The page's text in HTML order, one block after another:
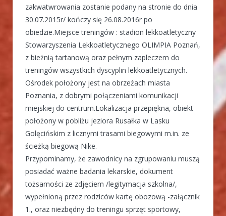
zakwatwrowania zostanie podany na stronie do dnia
30.07.2015r/ kończy się 26.08.2016r po
obiedzie.Miejsce treningów : stadion lekkoatletyczny
Stowarzyszenia Lekkoatletycznego OLIMPIA Poznań,
z bieżnią tartanową oraz pełnym zapleczem do
treningów wszystkich dyscyplin lekkoatletycznych.
Ośrodek położony jest na obrzeżach miasta
Poznania, z dobrymi połączeniami komunikacji
miejskiej do centrum.Lokalizacja przepiękna, obiekt
położony w pobliżu jeziora Rusałka w Lasku
Golęcińskim z licznymi trasami biegowymi m.in. ze
ścieżką biegową Nike.
Przypominamy, że zawodnicy na zgrupowaniu muszą
posiadać ważne badania lekarskie, dokument
tożsamości ze zdjęciem /legitymacja szkolna/,
wypełnioną przez rodziców kartę obozową -załącznik
1., oraz niezbędny do treningu sprzęt sportowy,